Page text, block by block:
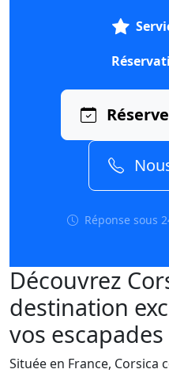
Réponse sous
Découvrez
destination
vos escapades
Située en France, Corsica